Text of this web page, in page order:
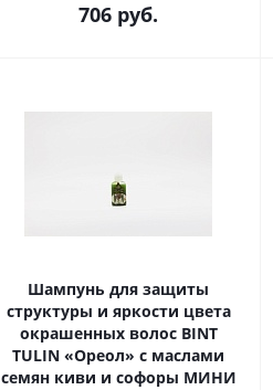
706 руб.
Шампунь для защиты
структуры и яркости цвета
окрашенных волос BINT
TULIN «Ореол» с маслами
семян киви и софоры МИНИ